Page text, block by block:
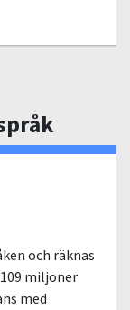
och räknas
miljoner
med